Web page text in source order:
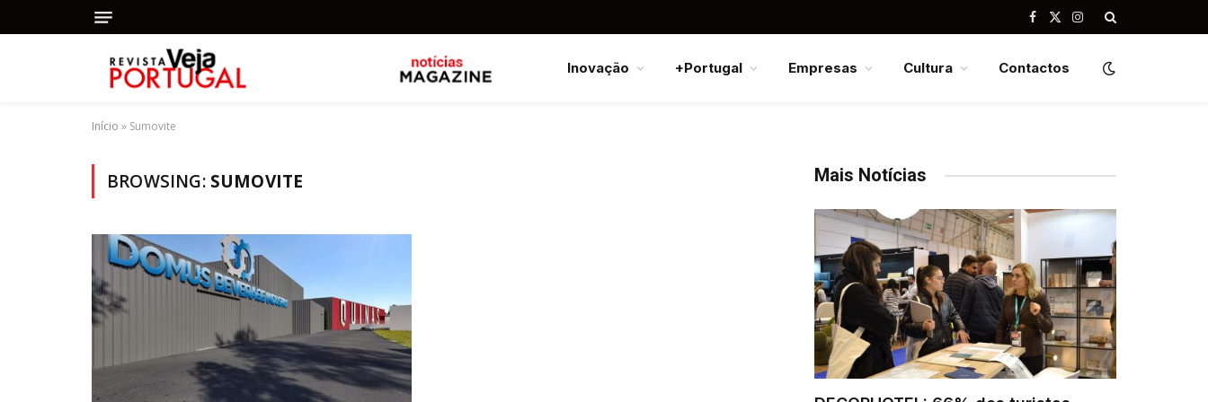
Facebook
X
Instagram
Inovação +Portugal Empresas Cultura Contactos
Início » Sumovite
BROWSING: SUMOVITE Mais Notícias